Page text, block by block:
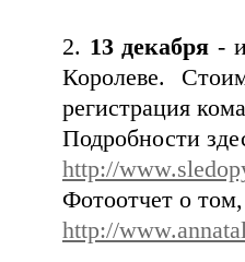
2. 13 декабря -
Королеве.
регистрация
Подробности
http://
Фотоотчет о
http://